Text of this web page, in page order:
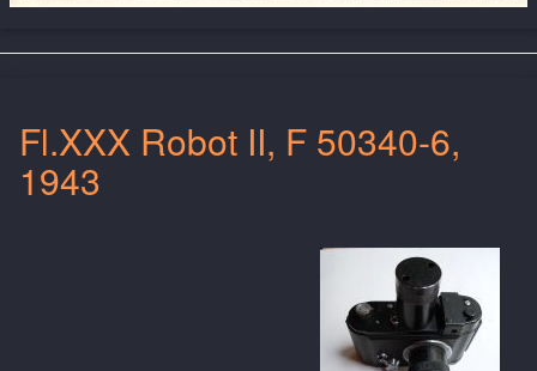
Fl.XXX Robot II, F 50340-6,
1943